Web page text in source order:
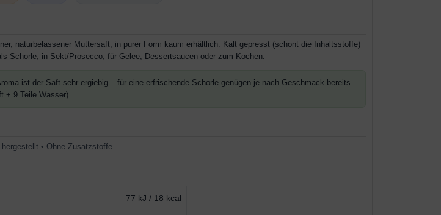
naturbelassener Muttersaft, in purer Form kaum erhältlich. Kalt gepresst (schont die Inhaltsstoffe)
Schorle, in Sekt/Prosecco, für Gelee, Dessertsaucen oder zum Kochen.
ist der Saft sehr ergiebig – für eine erfrischende Schorle genügen je nach Geschmack bereits
+ 9 Teile Wasser).
• Ohne Zusatzstoffe
77 kJ / 18 kcal